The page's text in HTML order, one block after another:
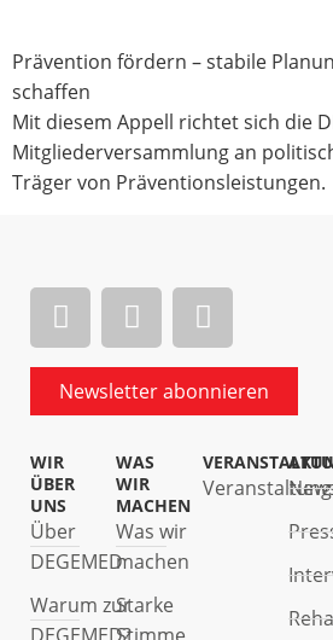
Prävention fördern – stabile
schaffen
Mit diesem Appell richtet sich die
Mitgliederversammlung an
Träger von Präventionsleistungen.
Newsletter abonnieren
WIR
ÜBER
UNS
Über
DEGEMED
Warum zur
WAS
WIR
MACHEN
Was wir
machen
Starke